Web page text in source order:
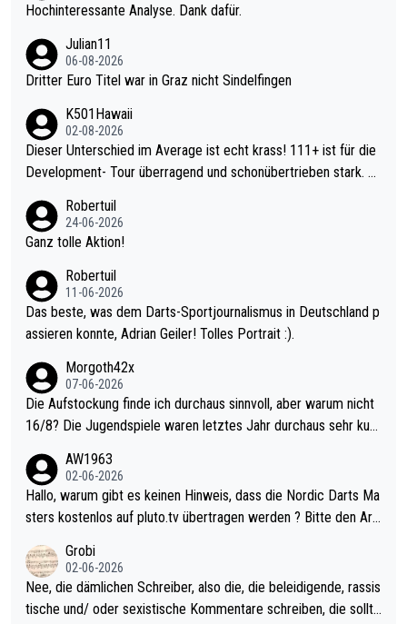
Hochinteressante Analyse. Dank dafür.
Julian11
06-08-2026
Dritter Euro Titel war in Graz nicht Sindelfingen
K501Hawaii
02-08-2026
Dieser Unterschied im Average ist echt krass! 111+ ist für die
Development- Tour überragend und schonübertrieben stark. U
mal 40+ erst recht. Da gewinnst keinen Blumentopf - ist ja noc
h krasser wie ein Pokalspiel eines Kreisligisten vs einem Bund
Robertuil
24-06-2026
Ganz tolle Aktion!
Robertuil
11-06-2026
Das beste, was dem Darts-Sportjournalismus in Deutschland p
assieren konnte, Adrian Geiler! Tolles Portrait :).
Morgoth42x
07-06-2026
Die Aufstockung finde ich durchaus sinnvoll, aber warum nicht
16/8? Die Jugendspiele waren letztes Jahr durchaus sehr kurz
Allerdings ist Mitchell Lawrie als Nummer 1 der Welt eh qualifi
ziert. Somit ändert die automatische Qualifikation des Weltmei
sters erstmal nichts. Ich denke sie wollen damit für nächstes J
ohl wenig WDF Turniere spielen. Dies war bei Archie Self letzt
es Jahr der Fall. Er musste als amtierender Weltmeister durch
den Qualifier und ich glaube kaum, dass Mitchel sich das (in Ve
AW1963
02-06-2026
Hallo, warum gibt es keinen Hinweis, dass die Nordic Darts Ma
sters kostenlos auf pluto.tv übertragen werden ? Bitte den Arti
Grobi
02-06-2026
Nee, die dämlichen Schreiber, also die, die beleidigende, rassis
tische und/ oder sexistische Kommentare schreiben, die sollte